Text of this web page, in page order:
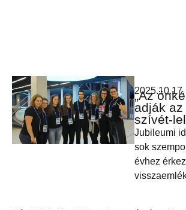
2025.10.17.
„Az
adják
szívét-
Jubileumi
sok
évhez